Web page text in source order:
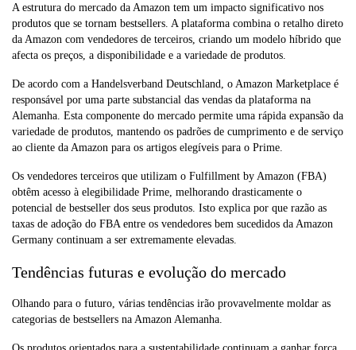
A estrutura do mercado da Amazon tem um impacto significativo nos
produtos que se tornam bestsellers. A plataforma combina o retalho direto
da Amazon com vendedores de terceiros, criando um modelo híbrido que
afecta os preços, a disponibilidade e a variedade de produtos.
De acordo com a Handelsverband Deutschland, o Amazon Marketplace é
responsável por uma parte substancial das vendas da plataforma na
Alemanha. Esta componente do mercado permite uma rápida expansão da
variedade de produtos, mantendo os padrões de cumprimento e de serviço
ao cliente da Amazon para os artigos elegíveis para o Prime.
Os vendedores terceiros que utilizam o Fulfillment by Amazon (FBA)
obtêm acesso à elegibilidade Prime, melhorando drasticamente o
potencial de bestseller dos seus produtos. Isto explica por que razão as
taxas de adoção do FBA entre os vendedores bem sucedidos da Amazon
Germany continuam a ser extremamente elevadas.
Tendências futuras e evolução do mercado
Olhando para o futuro, várias tendências irão provavelmente moldar as
categorias de bestsellers na Amazon Alemanha.